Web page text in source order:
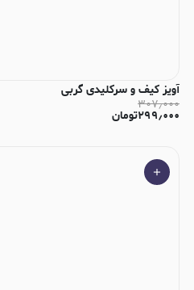
آویز کیف و سرکلیدی گربی
۳۰۷٫۰۰۰
۲۹۹٫۰۰۰تومان